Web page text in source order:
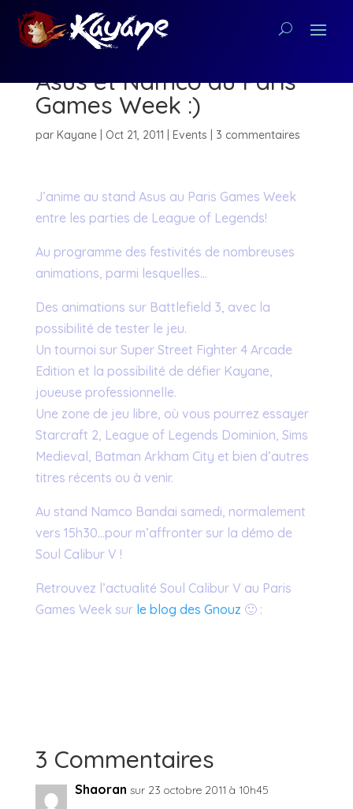
Retrouvez-moi au stand
Asus et Namco au Paris
Games Week :)
par Kayane| Oct 21, 2011 Events 3 commentaires
J’anime au stand Asus au Paris Games Week
entre les parties de League of Legends!
Au programme des festivités de nombreuses
animations, parmi lesquelles…
Des animations sur Battlefield 3, avec la
possibilité de tester le jeu.
Un tournoi sur Super Street Fighter 4 Arcade
Edition et la possibilité de défier Kayane,
joueuse professionnelle.
Une zone de jeu libre, où vous pourrez essayer
Starcraft 2, League of Legends Dominion, Sims
Medieval, Batman Arkham City et bien d’autres
titres récents ou à venir.
Au stand Namco Bandai samedi, normalement
vers 15h30…pour m’affronter sur la démo de
Soul Calibur V !
Retrouvez l’actualité Soul Calibur V au Paris
Games Week sur le blog des Gnouz 🙂 :
3 Commentaires
Shaoran sur 23 octobre 2011 à 10h45